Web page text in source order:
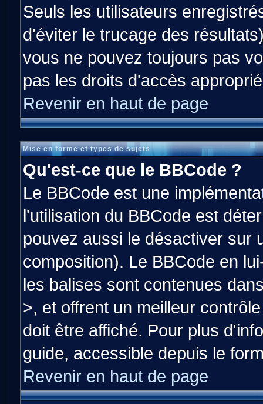
Seuls les utilisateurs
d'éviter le trucage des
vous ne pouvez toujours pas
pas les droits d'accès
Revenir en haut de page
Mise en forme et types de sujets
Qu'est-ce que le BBCode ?
Le BBCode est une
l'utilisation du BBCode est
pouvez aussi le désactiver sur
composition). Le BBCode en
les balises sont contenues
>, et offrent un meilleur
doit être affiché. Pour plus
guide, accessible depuis le
Revenir en haut de page